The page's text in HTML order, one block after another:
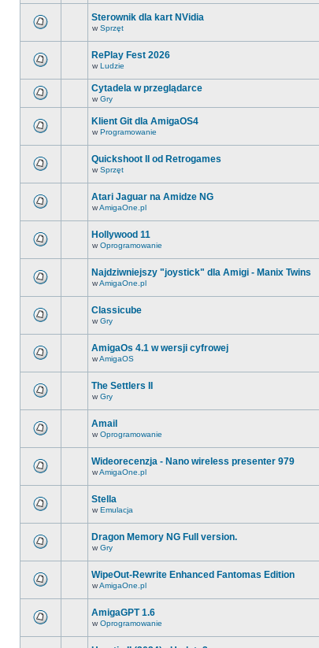
Sterownik dla kart NVidia
w Sprzęt
RePlay Fest 2026
w Ludzie
Cytadela w przeglądarce
w Gry
Klient Git dla AmigaOS4
w Programowanie
Quickshoot II od Retrogames
w Sprzęt
Atari Jaguar na Amidze NG
wAmigaOne.pl
Hollywood 11
w Oprogramowanie
Najdziwniejszy "joystick" dla Amigi - Manix Twins
wAmigaOne.pl
Classicube
w Gry
AmigaOs 4.1 w wersji cyfrowej
wAmigaOS
The Settlers II
w Gry
Amail
w Oprogramowanie
Wideorecenzja - Nano wireless presenter 979
wAmigaOne.pl
Stella
w Emulacja
Dragon Memory NG Full version.
w Gry
WipeOut-Rewrite Enhanced Fantomas Edition
wAmigaOne.pl
AmigaGPT 1.6
w Oprogramowanie